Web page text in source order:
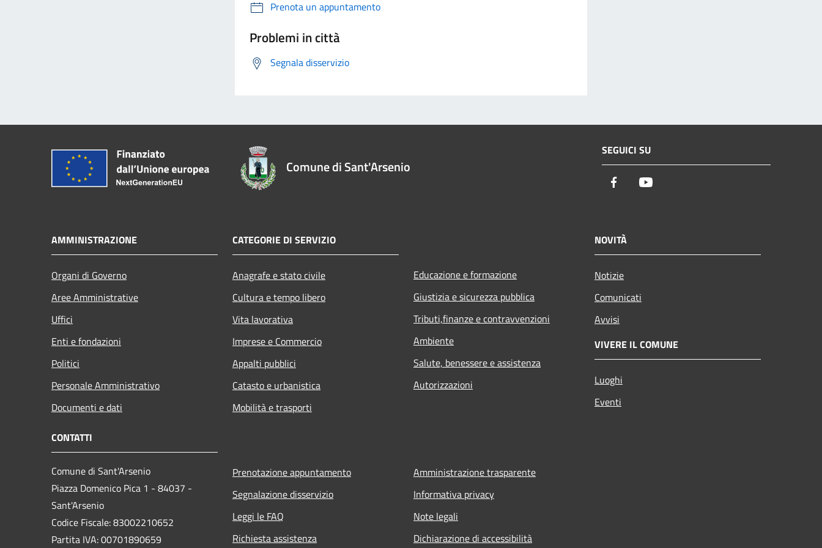
Prenota un appuntamento
Problemi in città
Segnala disservizio
Comune di Sant'Arsenio
SEGUICI SU
Facebook
AMMINISTRAZIONE
Organi di Governo
Aree Amministrative
Uffici
Enti e fondazioni
Politici
Personale Amministrativo
Documenti e dati
CATEGORIE DI SERVIZIO
Anagrafe e stato civile
Cultura e tempo libero
Vita lavorativa
Imprese e Commercio
Appalti pubblici
Catasto e urbanistica
Mobilità e trasporti
Educazione e formazione
Giustizia e sicurezza pubblica
Tributi,finanze e contravvenzioni
Ambiente
Salute, benessere e assistenza
Autorizzazioni
NOVITÀ
Notizie
Comunicati
Avvisi
VIVERE IL COMUNE
Luoghi
Eventi
CONTATTI
Comune di Sant'Arsenio
Piazza Domenico Pica 1 - 84037 -
Sant'Arsenio
Codice Fiscale: 83002210652
Partita IVA: 00701890659
Prenotazione appuntamento
Segnalazione disservizio
Leggi le FAQ
Richiesta assistenza
Amministrazione trasparente
Informativa privacy
Note legali
Dichiarazione di accessibilità